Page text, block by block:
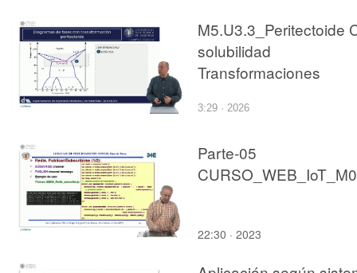
M5.U3.3_Peritectoide
solubilidad
Transformaciones
3:29 · 2026
Parte-05
22:30 · 2023